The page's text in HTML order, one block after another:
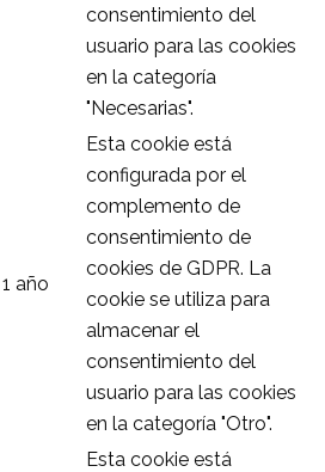
consentimiento del
usuario para las cookies
en la categoría
"Necesarias".
1 año
Esta cookie está
configurada por el
complemento de
consentimiento de
cookies de GDPR. La
cookie se utiliza para
almacenar el
consentimiento del
usuario para las cookies
en la categoría "Otro".
Esta cookie está